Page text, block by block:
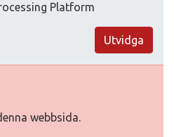
Platform
Utvidga
webbsida.